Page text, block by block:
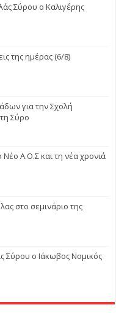
Σύρου ο Καλιγέρης
της ημέρας (6/8)
για την Σχολή
Σύρο
Νέο Α.Ο.Σ και τη νέα χρονιά
στο σεμινάριο της
Σύρου ο Ιάκωβος Νομικός